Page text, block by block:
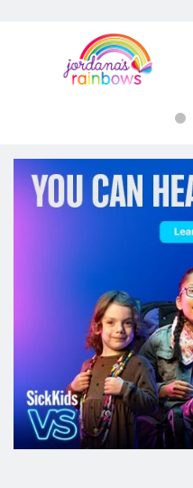
Sponsors